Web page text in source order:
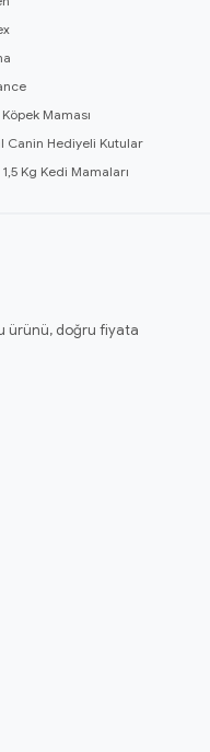
Maması
Canin Hediyeli Kutular
Kg Kedi Mamaları
ürünü, doğru fiyata